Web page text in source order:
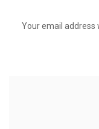
Your email address